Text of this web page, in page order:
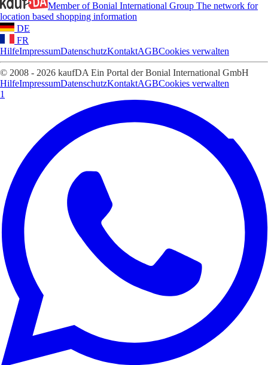
Member of Bonial International Group The network for
location based shopping information
DE
FR
HilfeImpressumDatenschutzKontaktAGBCookies verwalten
© 2008 - 2026 kaufDA Ein Portal der Bonial International GmbH
HilfeImpressumDatenschutzKontaktAGBCookies verwalten
1